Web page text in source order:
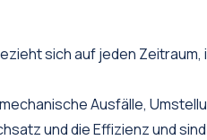
sich auf jeden
Ausfälle,
und die Effizienz und